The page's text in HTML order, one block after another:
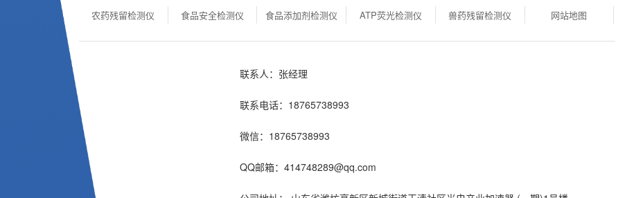
农药残留检测仪 食品安全检测仪 食品添加剂检测仪 ATP荧光检测仪 兽药残留检测仪 网站地图
联系人：张经理
联系电话：18765738993
微信：18765738993
QQ邮箱：414748289@qq.com